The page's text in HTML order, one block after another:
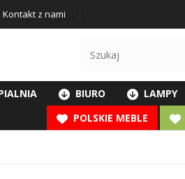
Kontakt z nami
BIURO LAMPY
POLSKIE MEBLE